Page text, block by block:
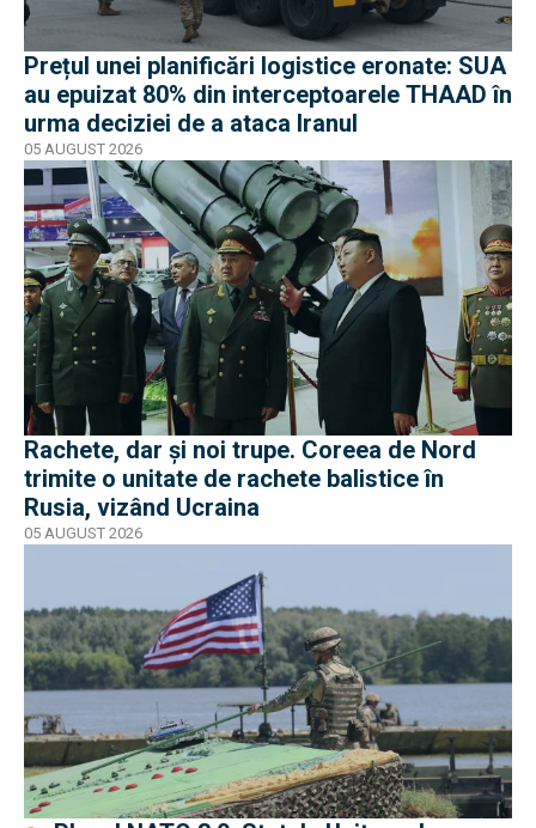
Prețul unei planificări logistice eronate: SUA
au epuizat 80% din interceptoarele THAAD în
urma deciziei de a ataca Iranul
05 AUGUST 2026
Rachete, dar și noi trupe. Coreea de Nord
trimite o unitate de rachete balistice în
Rusia, vizând Ucraina
05 AUGUST 2026